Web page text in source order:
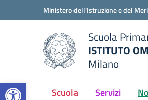
Open toolbar
Vai ai contenuti
Vai al menu di navigazioneMinistero dell'Istruzione e del
scuola
Scuola
ISTITUTO
Milano
Scuola Servizi